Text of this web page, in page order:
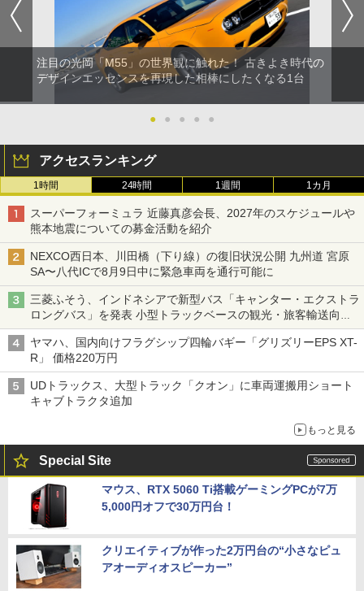
注目の光岡「M55」の世界観に触れた！ 古きよき時代の
デザインエッセンスを再現した相棒にしたくなる1台
● ● ● ● ●
アクセスランキング
1時間 24時間 1週間 1カ月
スーパーフォーミュラ 近藤真彦会長、2027年のスケジュールや
熊本地震についての募金活動を紹介
NEXCO西日本、川田橋（下り線）の復旧状況公開 九州道 宮原
SA〜八代ICで8月9日中に緊急車両を通行可能に
三菱ふそう、インドネシアで新型バス「キャンター・エクストラ
ロングバス」を発表 小型トラックベースの観光・旅客輸送向け
バス
ヤマハ、国内向けフラグシップ四輪バギー「グリズリーEPS XT-
R」 価格220万円
UDトラックス、大型トラック「クオン」に車両運搬用ショート
キャブトラクタ追加
もっと見る
Special Site
マウス、RTX 5060 Ti搭載ゲーミングPCが7万
5,000円オフで30万円台！
クリエイティブが作った2万円台の“小さなピュ
アオーディオスピーカー”